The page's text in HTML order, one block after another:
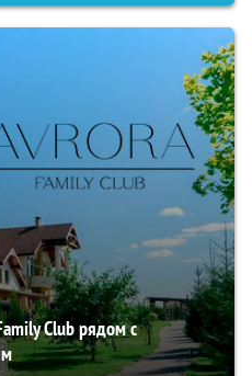
Club рядом с